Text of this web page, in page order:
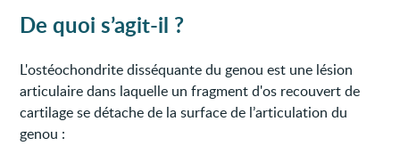
De quoi s’agit-il ?
L'ostéochondrite disséquante du genou est une lésion
articulaire dans laquelle un fragment d'os recouvert de
cartilage se détache de la surface de l’articulation du
genou :